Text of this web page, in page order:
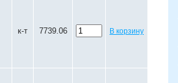
к-т 7739.06 В корзину